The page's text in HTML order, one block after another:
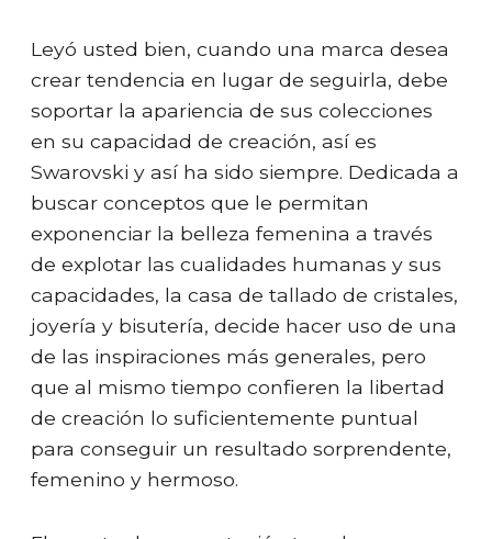
Leyó usted bien, cuando una marca desea
crear tendencia en lugar de seguirla, debe
soportar la apariencia de sus colecciones
en su capacidad de creación, así es
Swarovski y así ha sido siempre. Dedicada a
buscar conceptos que le permitan
exponenciar la belleza femenina a través
de explotar las cualidades humanas y sus
capacidades, la casa de tallado de cristales,
joyería y bisutería, decide hacer uso de una
de las inspiraciones más generales, pero
que al mismo tiempo confieren la libertad
de creación lo suficientemente puntual
para conseguir un resultado sorprendente,
femenino y hermoso.